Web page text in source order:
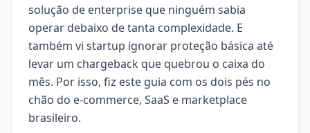
solução de enterprise que ninguém sabia
operar debaixo de tanta complexidade. E
também vi startup ignorar proteção básica até
levar um chargeback que quebrou o caixa do
mês. Por isso, fiz este guia com os dois pés no
chão do e-commerce, SaaS e marketplace
brasileiro.